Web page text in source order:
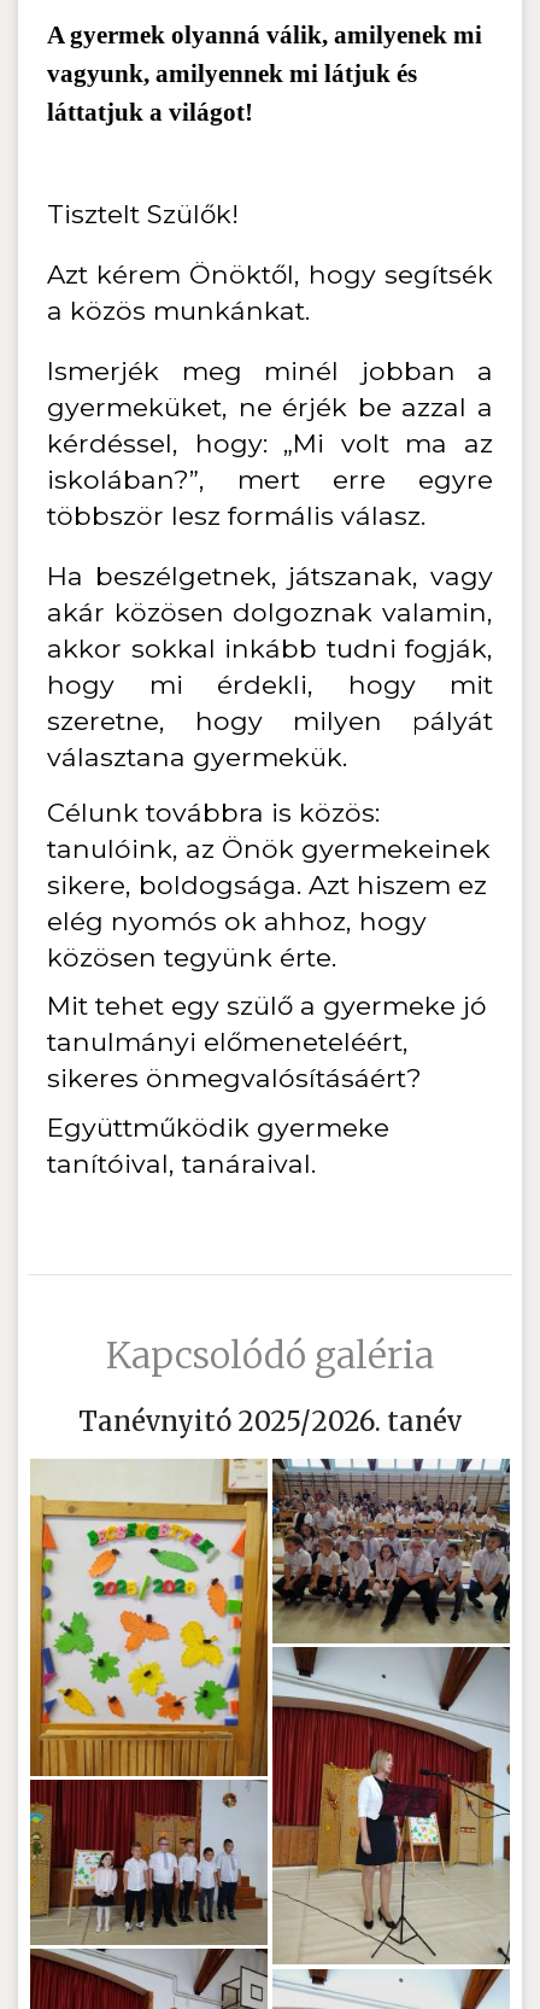
A gyermek olyanná válik, amilyenek mi
vagyunk, amilyennek mi látjuk és
láttatjuk a világot!
Tisztelt Szülők!
Azt kérem Önöktől, hogy segítsék
a közös munkánkat.
Ismerjék meg minél jobban a
gyermeküket, ne érjék be azzal a
kérdéssel, hogy: „Mi volt ma az
iskolában?”, mert erre egyre
többször lesz formális válasz.
Ha beszélgetnek, játszanak, vagy
akár közösen dolgoznak valamin,
akkor sokkal inkább tudni fogják,
hogy mi érdekli, hogy mit
szeretne, hogy milyen pályát
választana gyermekük.
Célunk továbbra is közös:
tanulóink, az Önök gyermekeinek
sikere, boldogsága. Azt hiszem ez
elég nyomós ok ahhoz, hogy
közösen tegyünk érte.
Mit tehet egy szülő a gyermeke jó
tanulmányi előmeneteléért,
sikeres önmegvalósításáért?
Együttműködik gyermeke
tanítóival, tanáraival.
Kapcsolódó galéria
Tanévnyitó 2025/2026. tanév